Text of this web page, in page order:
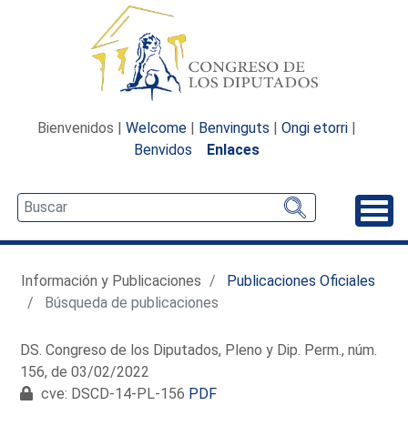
Bienvenidos | Welcome | Benvinguts | Ongi etorri |
Benvidos
Enlaces
Información y Publicaciones
Publicaciones Oficiales
Búsqueda de publicaciones
DS. Congreso de los Diputados, Pleno y Dip. Perm., núm.
156, de 03/02/2022
cve: DSCD-14-PL-156 PDF